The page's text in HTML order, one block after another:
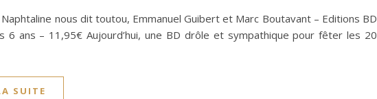
nous dit toutou, Emmanuel Guibert et Marc Boutavant – Editions BD
6 ans – 11,95€ Aujourd’hui, une BD drôle et sympathique pour fêter les 20
SUITE